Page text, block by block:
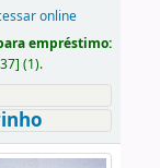
online
empréstimo:
] (1).